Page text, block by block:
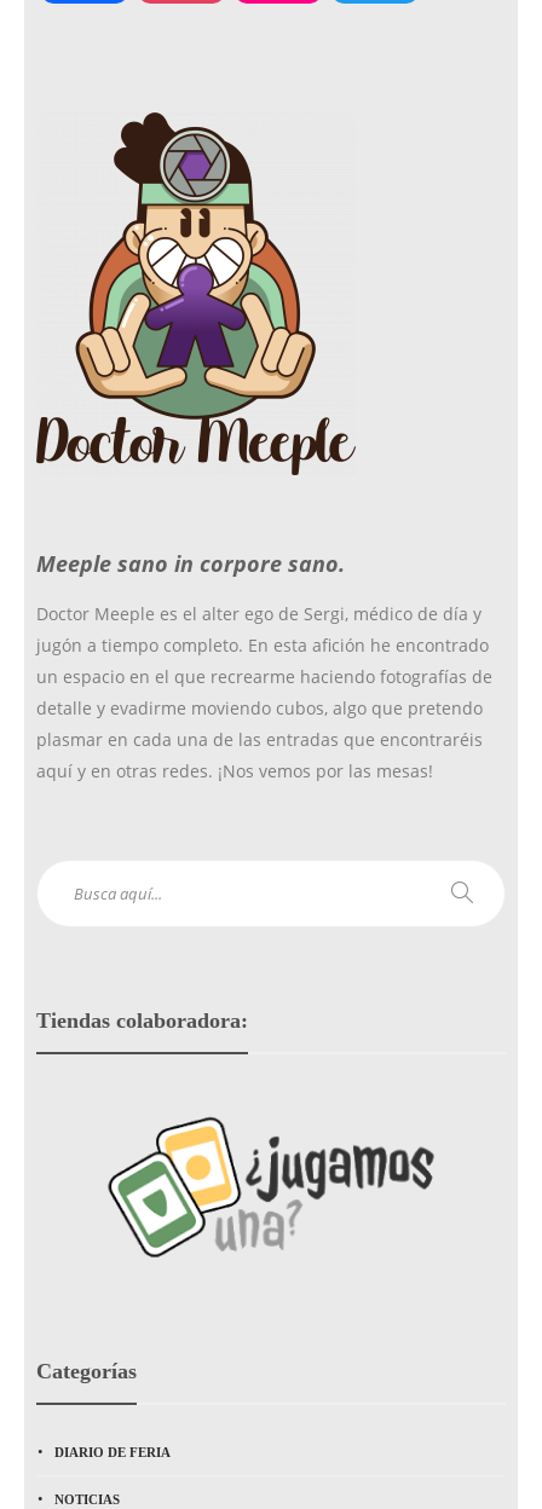
e
b
o
k
t
a
g
a
m
Meeple sano in corpore sano.
Doctor Meeple es el alter ego de Sergi, médico de día y
jugón a tiempo completo. En esta afición he encontrado
un espacio en el que recrearme haciendo fotografías de
detalle y evadirme moviendo cubos, algo que pretendo
plasmar en cada una de las entradas que encontraréis
aquí y en otras redes. ¡Nos vemos por las mesas!
Tiendas colaboradora:
Categorías
DIARIO DE FERIA
NOTICIAS